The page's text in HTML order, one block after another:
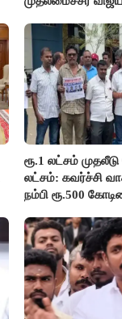
ரூ.1 லட்சம்
லட்சம்: கவர்ச்சி
நம்பி ரூ.500